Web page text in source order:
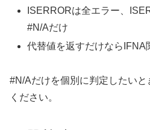
ISERRORは全エラー、
#N/Aだけ
代替値を返すだけならIFNA
#N/Aだけを個別に判定したい
ください。